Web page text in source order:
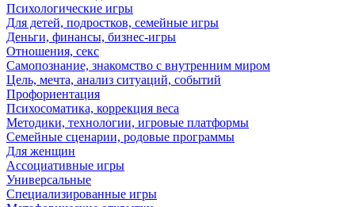
Психологические игры
Для детей, подростков, семейные игры
Деньги, финансы, бизнес-игры
Отношения, секс
Самопознание, знакомство с внутренним миром
Цель, мечта, анализ ситуаций, событий
Профориентация
Психосоматика, коррекция веса
Методики, технологии, игровые платформы
Семейные сценарии, родовые программы
Для женщин
Ассоциативные игры
Универсальные
Специализированные игры